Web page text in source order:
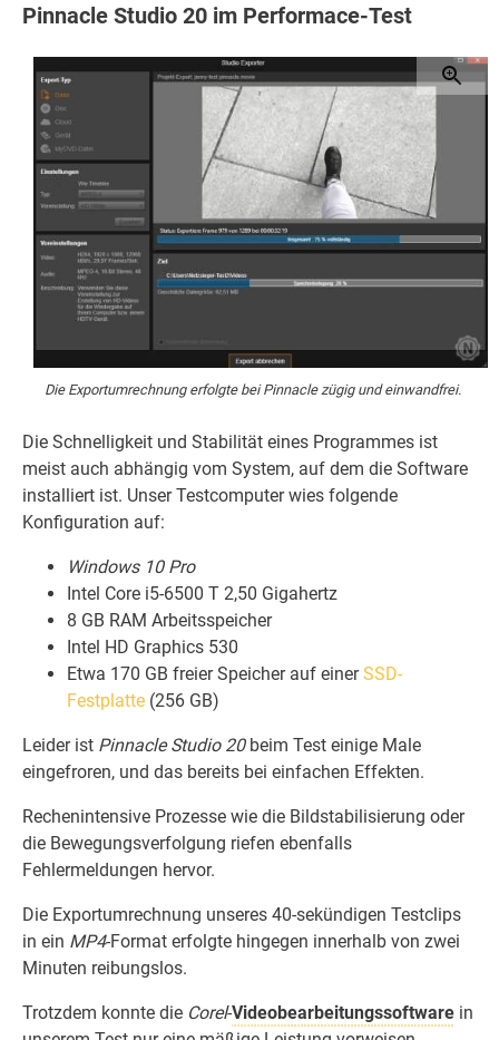
Pinnacle Studio 20 im Performace-Test
Die Exportumrechnung erfolgte bei Pinnacle zügig und einwandfrei.
Die Schnelligkeit und Stabilität eines Programmes ist
meist auch abhängig vom System, auf dem die Software
installiert ist. Unser Testcomputer wies folgende
Konfiguration auf:
Windows 10 Pro
Intel Core i5-6500 T 2,50 Gigahertz
8 GB RAM Arbeitsspeicher
Intel HD Graphics 530
Etwa 170 GB freier Speicher auf einerSSD-
Festplatte (256 GB)
Leider ist Pinnacle Studio 20 beim Test einige Male
eingefroren, und das bereits bei einfachen Effekten.
Rechenintensive Prozesse wie die Bildstabilisierung oder
die Bewegungsverfolgung riefen ebenfalls
Fehlermeldungen hervor.
Die Exportumrechnung unseres 40-sekündigen Testclips
in ein MP4-Format erfolgte hingegen innerhalb von zwei
Minuten reibungslos.
Trotzdem konnte die Corel-Videobearbeitungssoftware in